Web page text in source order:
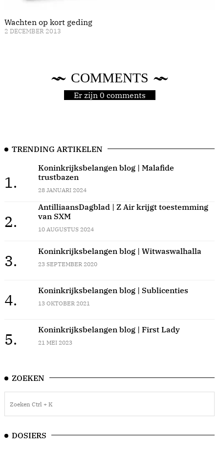
Wachten op kort geding
2 DECEMBER 2013
COMMENTS
Er zijn 0 comments
TRENDING ARTIKELEN
1.
Koninkrijksbelangen blog | Malafide
trustbazen
28 JANUARI 2024
2.
AntilliaansDagblad | Z Air krijgt toestemming
van SXM
10 AUGUSTUS 2024
3.
Koninkrijksbelangen blog | Witwaswalhalla
23 SEPTEMBER 2020
4.
Koninkrijksbelangen blog | Sublicenties
13 OKTOBER 2021
5.
Koninkrijksbelangen blog | First Lady
21 MEI 2023
ZOEKEN
DOSIERS